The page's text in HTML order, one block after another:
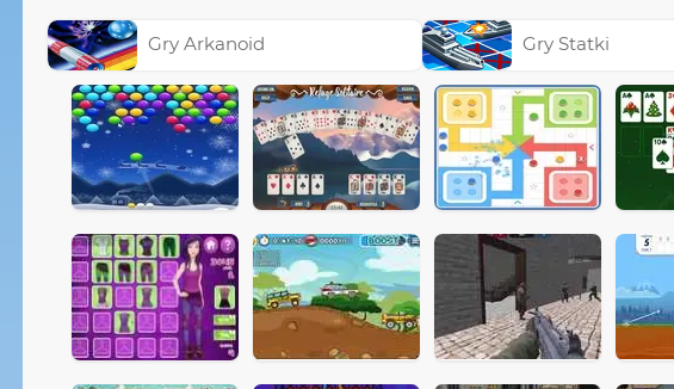
Gry Arkanoid Gry Statki